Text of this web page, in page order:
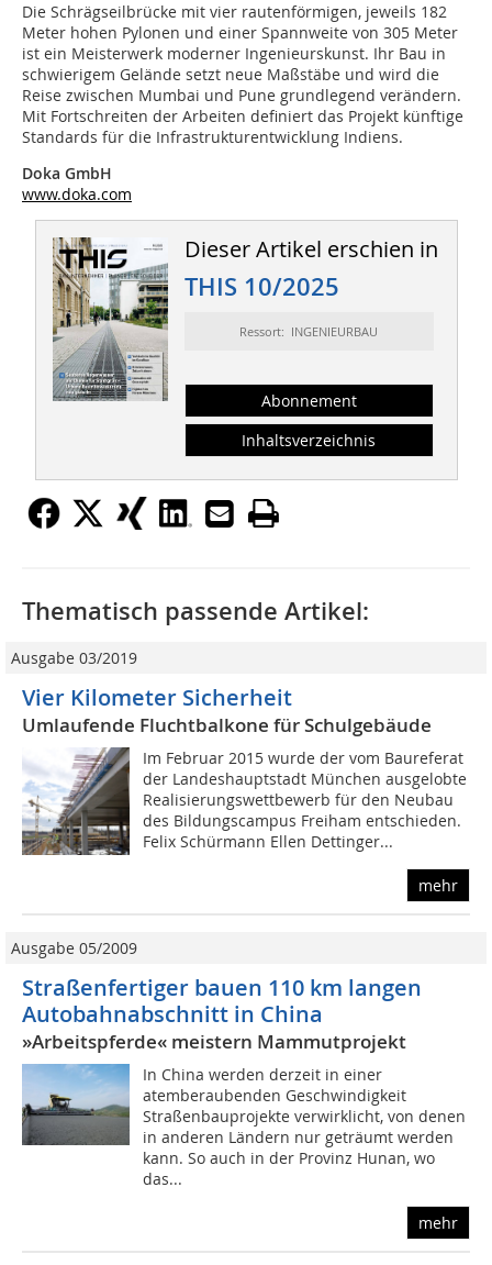
Die Schrägseilbrücke mit vier rautenförmigen, jeweils 182
Meter hohen Pylonen und einer Spannweite von 305 Meter
ist ein Meisterwerk moderner Ingenieurskunst. Ihr Bau in
schwierigem Gelände setzt neue Maßstäbe und wird die
Reise zwischen Mumbai und Pune grundlegend verändern.
Mit Fortschreiten der Arbeiten definiert das Projekt künftige
Standards für die Infrastrukturentwicklung Indiens.
Doka GmbH
www.doka.com
Dieser Artikel erschien in
THIS 10/2025
Ressort: INGENIEURBAU
Abonnement
Inhaltsverzeichnis
Thematisch passende Artikel:
Ausgabe 03/2019
Vier Kilometer Sicherheit
Umlaufende Fluchtbalkone für Schulgebäude
Im Februar 2015 wurde der vom Baureferat
der Landeshauptstadt München ausgelobte
Realisierungswettbewerb für den Neubau
des Bildungscampus Freiham entschieden.
Felix Schürmann Ellen Dettinger...
mehr
Ausgabe 05/2009
Straßenfertiger bauen 110 km langen
Autobahnabschnitt in China
»Arbeitspferde« meistern Mammutprojekt
In China werden derzeit in einer
atemberaubenden Geschwindigkeit
Straßenbauprojekte verwirklicht, von denen
in anderen Ländern nur geträumt werden
kann. So auch in der Provinz Hunan, wo
das...
mehr